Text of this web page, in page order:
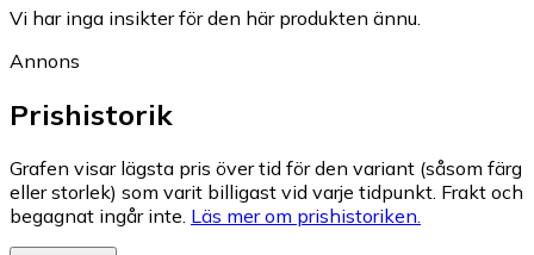
Vi har inga insikter för den här produkten ännu.
Annons
Prishistorik
Grafen visar lägsta pris över tid för den variant (såsom färg
eller storlek) som varit billigast vid varje tidpunkt. Frakt och
begagnat ingår inte. Läs mer om prishistoriken.